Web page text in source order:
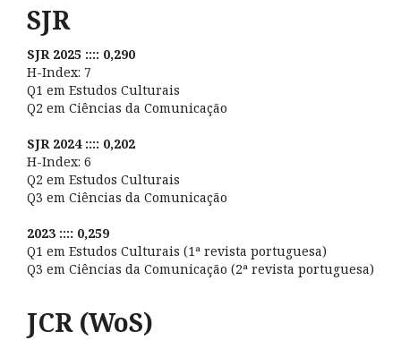
SJR
SJR 2025 :::: 0,290
H-Index: 7
Q1 em Estudos Culturais
Q2 em Ciências da Comunicação
SJR 2024 :::: 0,202
H-Index: 6
Q2 em Estudos Culturais
Q3 em Ciências da Comunicação
2023 :::: 0,259
Q1 em Estudos Culturais (1ª revista portuguesa)
Q3 em Ciências da Comunicação (2ª revista portuguesa)
JCR (WoS)